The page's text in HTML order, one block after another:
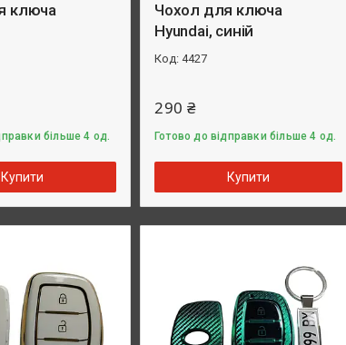
ключа
більше 4 од.
Купити
Чохол для ключа
Hyundai, синій
4427
290 ₴
Готово до відправки більше 4 од.
Купити